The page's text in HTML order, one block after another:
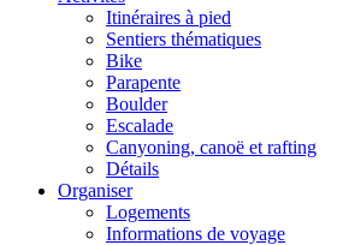
Itinéraires à pied
Sentiers thématiques
Bike
Parapente
Boulder
Escalade
Canyoning, canoë et rafting
Détails
Organiser
Logements
Informations de voyage